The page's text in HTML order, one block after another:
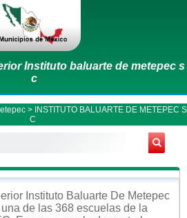
Instituto baluarte de metepec s
c
> INSTITUTO BALUARTE DE METEPEC S
C
Instituto Baluarte De Metepec
de las 368 escuelas de la